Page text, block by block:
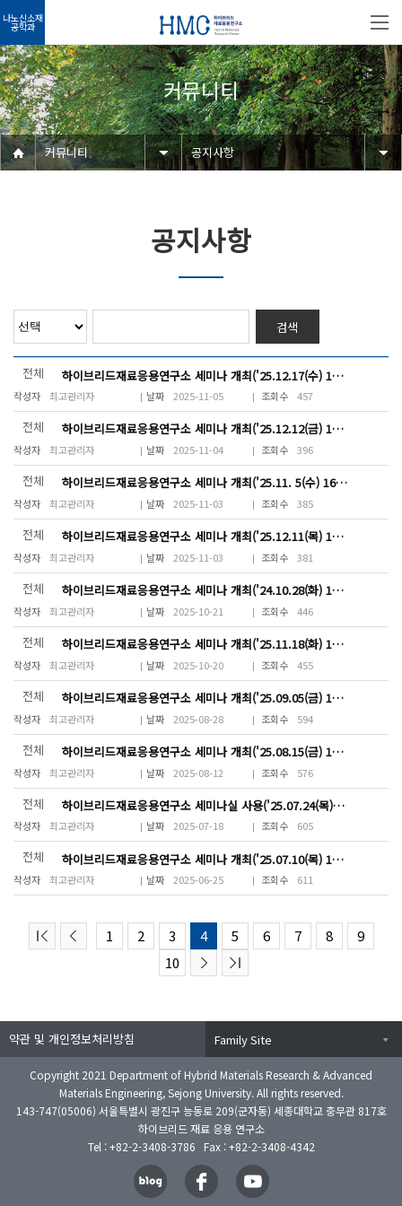
나노신소재
공학과
커뮤니티
커뮤니티 공지사항
공지사항
검색
전체 하이브리드재료응용연구소 세미나 개최('25.12.17(수) 14:00~16:00)
최고관리자 2025-11-05 457
전체 하이브리드재료응용연구소 세미나 개최('25.12.12(금) 14:00~16:00)
최고관리자 2025-11-04 396
전체 하이브리드재료응용연구소 세미나 개최('25.11. 5(수) 16:00~18:00시)
최고관리자 2025-11-03 385
전체 하이브리드재료응용연구소 세미나 개최('25.12.11(목) 14:00~18:00)
최고관리자 2025-11-03 381
전체 하이브리드재료응용연구소 세미나 개최('24.10.28(화) 11:00~15:00)
최고관리자 2025-10-21 446
전체 하이브리드재료응용연구소 세미나 개최('25.11.18(화) 12:00~19:00)
최고관리자 2025-10-20 455
전체 하이브리드재료응용연구소 세미나 개최('25.09.05(금) 15~18시)
최고관리자 2025-08-28 594
전체 하이브리드재료응용연구소 세미나 개최('25.08.15(금) 14:00~17:00)
최고관리자 2025-08-12 576
전체 하이브리드재료응용연구소 세미나실 사용('25.07.24(목) 15~18시)
최고관리자 2025-07-18 605
전체 하이브리드재료응용연구소 세미나 개최('25.07.10(목) 15:00~18:00)
최고관리자 2025-06-25 611
1 2 3 4 5 6 7 8
9
10
약관 및 개인정보처리방침 Family Site
Copyright 2021 Department of Hybrid Materials Research & Advanced
Materials Engineering, Sejong University. All rights reserved.
143-747(05006) 서울특별시 광진구 능동로 209(군자동) 세종대학교 충무관 817호
하이브리드 재료 응용 연구소
Tel : +82-2-3408-3786 Fax : +82-2-3408-4342